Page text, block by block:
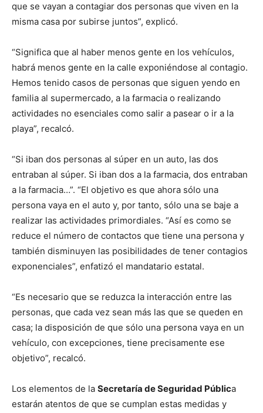
que se vayan a contagiar dos personas que viven en la
misma casa por subirse juntos”, explicó.
“Significa que al haber menos gente en los vehículos,
habrá menos gente en la calle exponiéndose al contagio.
Hemos tenido casos de personas que siguen yendo en
familia al supermercado, a la farmacia o realizando
actividades no esenciales como salir a pasear o ir a la
playa”, recalcó.
“Si iban dos personas al súper en un auto, las dos
entraban al súper. Si iban dos a la farmacia, dos entraban
a la farmacia…”. “El objetivo es que ahora sólo una
persona vaya en el auto y, por tanto, sólo una se baje a
realizar las actividades primordiales. “Así es como se
reduce el número de contactos que tiene una persona y
también disminuyen las posibilidades de tener contagios
exponenciales”, enfatizó el mandatario estatal.
“Es necesario que se reduzca la interacción entre las
personas, que cada vez sean más las que se queden en
casa; la disposición de que sólo una persona vaya en un
vehículo, con excepciones, tiene precisamente ese
objetivo”, recalcó.
Los elementos de la Secretaría de Seguridad Pública
estarán atentos de que se cumplan estas medidas y